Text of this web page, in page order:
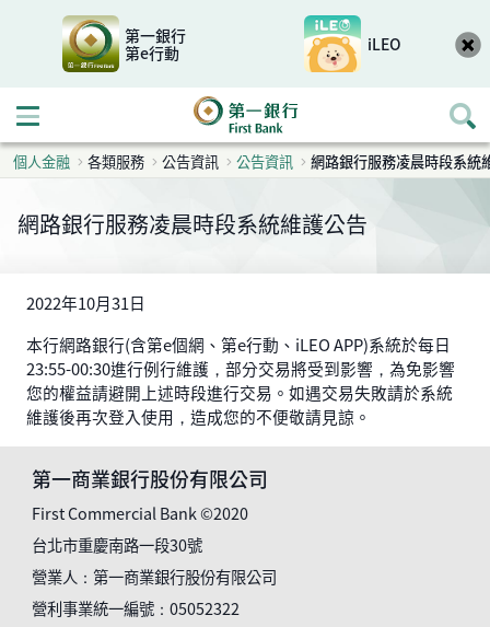
第一銀行
第e行動
iLEO
開啟行動選單
個人金融 各類服務 公告資訊 公告資訊 網路銀行服務凌晨時段系統
網路銀行服務凌晨時段系統維護公告
2022年10月31日
本行網路銀行(含第e個網、第e行動、iLEO APP)系統於每日
23:55-00:30進行例行維護，部分交易將受到影響，為免影響
您的權益請避開上述時段進行交易。如遇交易失敗請於系統
維護後再次登入使用，造成您的不便敬請見諒。
第一商業銀行股份有限公司
First Commercial Bank ©2020
台北市重慶南路一段30號
營業人：第一商業銀行股份有限公司
營利事業統一編號：05052322